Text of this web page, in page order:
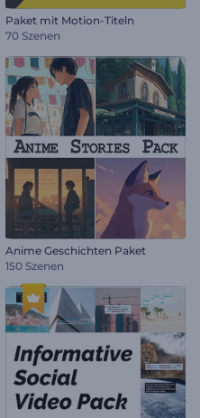
Paket mit Motion-Titeln
70 Szenen
Anime Geschichten Paket
150 Szenen